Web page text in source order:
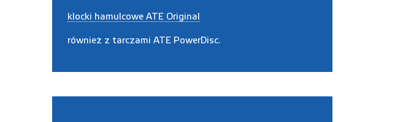
klocki hamulcowe ATE Original
również z tarczami ATE PowerDisc.